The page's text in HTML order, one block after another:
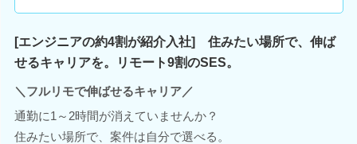
[エンジニアの約4割が紹介入社] 住みたい場所で、伸ば
せるキャリアを。リモート9割のSES。
＼フルリモで伸ばせるキャリア／
通勤に1～2時間が消えていませんか？
住みたい場所で、案件は自分で選べる。